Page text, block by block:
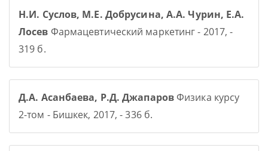
Н.И. Суслов, М.Е. Добрусина, А.А. Чурин, Е.А.
Лосев Фармацевтический маркетинг - 2017, -
319 б.
Д.А. Асанбаева, Р.Д. ДжапаровФизика курсу
2-том - Бишкек, 2017, - 336 б.